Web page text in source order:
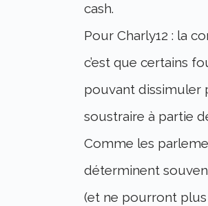
cash.
Pour Charly12 : la
c’est que certains
pouvant dissimuler
soustraire à partie
Comme les
déterminent
(et ne pourront